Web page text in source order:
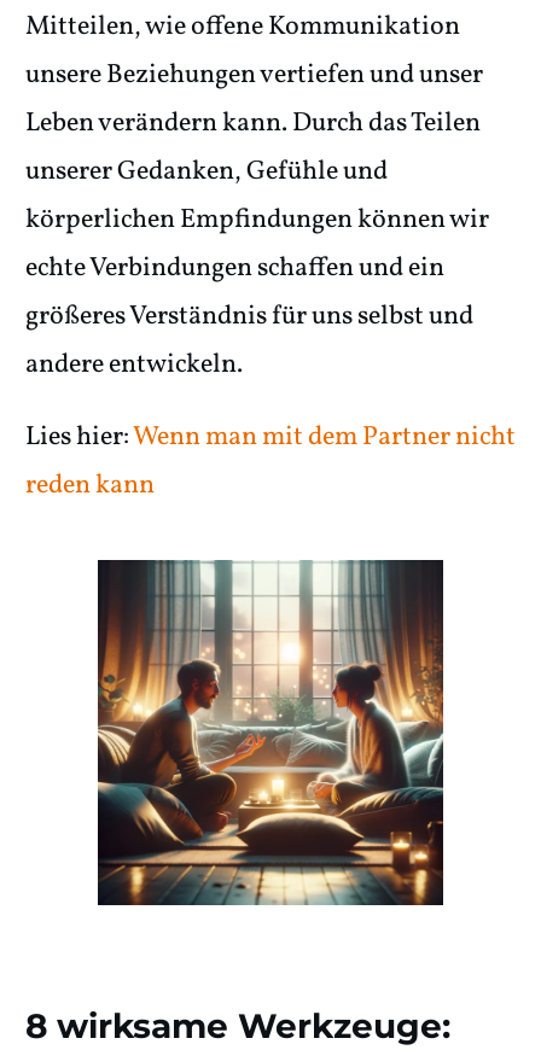
Mitteilen, wie offene Kommunikation
unsere Beziehungen vertiefen und unser
Leben verändern kann. Durch das Teilen
unserer Gedanken, Gefühle und
körperlichen Empfindungen können wir
echte Verbindungen schaffen und ein
größeres Verständnis für uns selbst und
andere entwickeln.
Lies hier:Wenn man mit dem Partner nicht
reden kann
8 wirksame Werkzeuge: